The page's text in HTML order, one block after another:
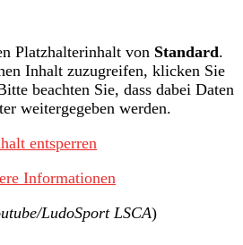
Platzhalterinhalt von Standard.
Inhalt zuzugreifen, klicken Sie
beachten Sie, dass dabei Daten
weitergegeben werden.
entsperren
Informationen
LudoSport LSCA)